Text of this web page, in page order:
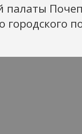
палаты